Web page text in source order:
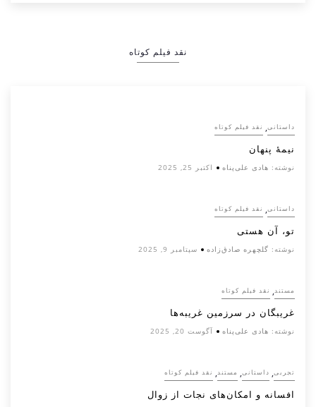
نقد فیلم کوتاه
داستانی, نقد فیلم کوتاه
نیمۀ پنهان
نوشته: هادی علی‌پناه اکتبر 25, 2025
داستانی, نقد فیلم کوتاه
تو، آن هستی
نوشته: گلچهره صادق‌زاده سپتامبر 9, 2025
مستند, نقد فیلم کوتاه
غریبگان در سرزمین غریبه‌ها
نوشته: هادی علی‌پناه آگوست 20, 2025
تجربی, داستانی, مستند, نقد فیلم کوتاه
افسانه‌ و امکان‌های نجات از زوال